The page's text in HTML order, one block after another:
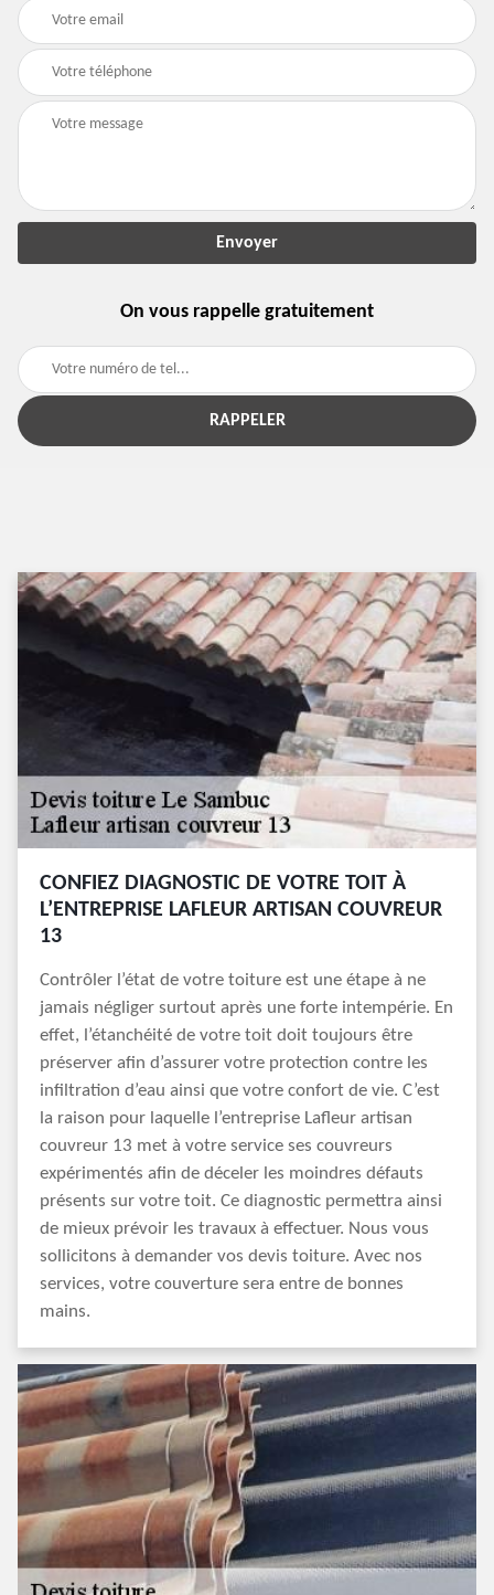
On vous rappelle gratuitement
CONFIEZ DIAGNOSTIC DE VOTRE TOIT À
L’ENTREPRISE LAFLEUR ARTISAN COUVREUR
13
Contrôler l’état de votre toiture est une étape à ne
jamais négliger surtout après une forte intempérie. En
effet, l’étanchéité de votre toit doit toujours être
préserver afin d’assurer votre protection contre les
infiltration d’eau ainsi que votre confort de vie. C’est
la raison pour laquelle l’entreprise Lafleur artisan
couvreur 13 met à votre service ses couvreurs
expérimentés afin de déceler les moindres défauts
présents sur votre toit. Ce diagnostic permettra ainsi
de mieux prévoir les travaux à effectuer. Nous vous
sollicitons à demander vos devis toiture. Avec nos
services, votre couverture sera entre de bonnes
mains.